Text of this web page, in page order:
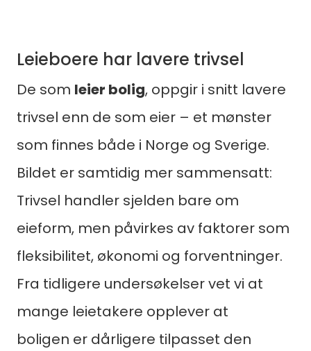
Leieboere har lavere trivsel
De som leier bolig, oppgir i snitt lavere
trivsel enn de som eier – et mønster
som finnes både i Norge og Sverige.
Bildet er samtidig mer sammensatt:
Trivsel handler sjelden bare om
eieform, men påvirkes av faktorer som
fleksibilitet, økonomi og forventninger.
Fra tidligere undersøkelser vet vi at
mange leietakere opplever at
boligen er dårligere tilpasset den